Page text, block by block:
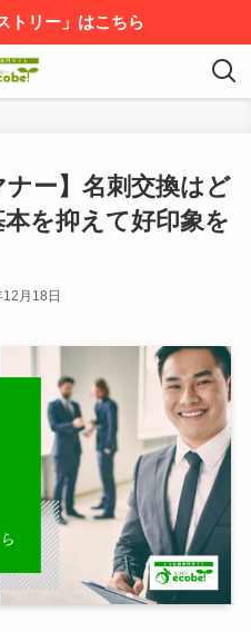
トリー」はこちら
ナー】名刺交換はど
を抑えて好印象を
月18日